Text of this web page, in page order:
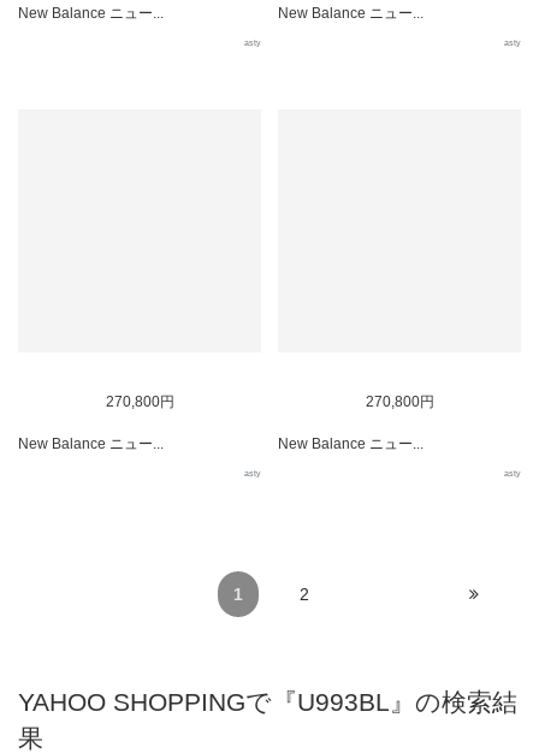
New Balance ニュー...
asty
New Balance ニュー...
asty
270,800円
New Balance ニュー...
asty
270,800円
New Balance ニュー...
asty
1 2
YAHOO SHOPPINGで『U993BL』の検索結
果